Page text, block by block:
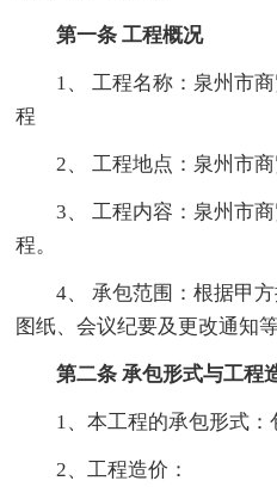
第一条 工程概况
1、 工程名称：泉州市
程
2、 工程地点：泉州市
3、 工程内容：泉州市
程。
4、 承包范围：根据甲
图纸、会议纪要及更改通知
第二条 承包形式与工程
1、本工程的承包形式：
2、工程造价：